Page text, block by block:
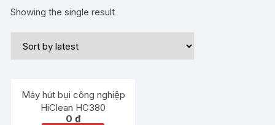
Showing the single result
Máy hút bụi công nghiệp
HiClean HC380
0₫